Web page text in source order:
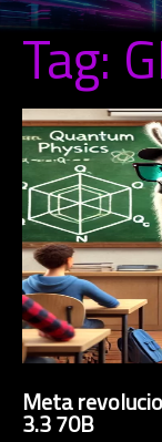
Tag:
Meta
3.3 70B